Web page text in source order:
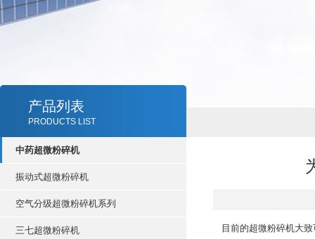
产品列表
PRODUCTS LIST
中药超微粉碎机
振动式超微粉碎机
空气分级超微粉碎机系列
三七超微粉碎机
目前的超微粉碎机大致